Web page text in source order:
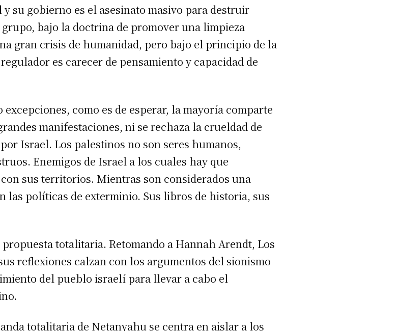
su gobierno es el asesinato masivo para destruir
bajo la doctrina de promover una limpieza
gran crisis de humanidad, pero bajo el principio de la
es carecer de pensamiento y capacidad de
excepciones, como es de esperar, la mayoría comparte
manifestaciones, ni se rechaza la crueldad de
Israel. Los palestinos no son seres humanos,
Enemigos de Israel a los cuales hay que
sus territorios. Mientras son considerados una
las políticas de exterminio. Sus libros de historia, sus
totalitaria. Retomando a Hannah Arendt, Los
reflexiones calzan con los argumentos del sionismo
del pueblo israelí para llevar a cabo el
totalitaria de Netanyahu se centra en aislar a los